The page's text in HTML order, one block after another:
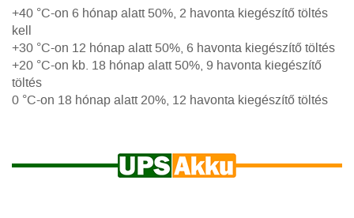
+40 °C-on 6 hónap alatt 50%, 2 havonta kiegészítő töltés
kell
+30 °C-on 12 hónap alatt 50%, 6 havonta kiegészítő töltés
+20 °C-on kb. 18 hónap alatt 50%, 9 havonta kiegészítő
töltés
0 °C-on 18 hónap alatt 20%, 12 havonta kiegészítő töltés